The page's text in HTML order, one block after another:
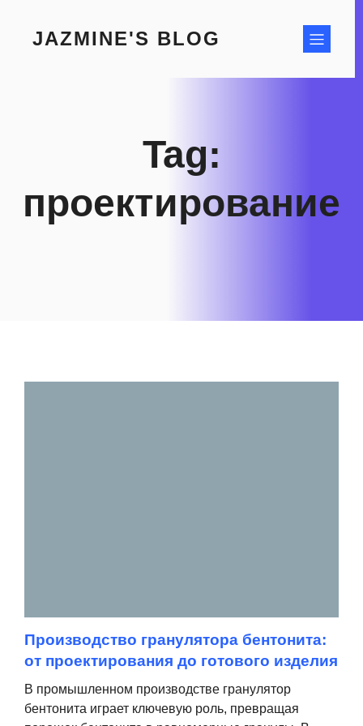
contentJAZMINE'S BLOG
Tag:
проектирование
Производство гранулятора бентонита:
от проектирования до готового изделия
В промышленном производстве гранулятор
бентонита играет ключевую роль, превращая